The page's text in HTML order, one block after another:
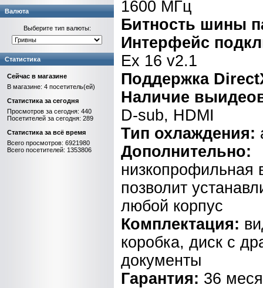
Валюта
Выберите тип валюты:
Статистика
Сейчас в магазине
В магазине: 4 посетитель(ей)
Статистика за сегодня
Просмотров за сегодня: 440
Посетителей за сегодня: 289
Статистика за всё время
Всего просмотров: 6921980
Всего посетителей: 1353806
1600 МГц
Битность шины
Интерфейс
Ex 16 v2.1
Поддержка
Наличие
D-sub, HDMI
Тип охлаждения:
Дополнительно:
низкопрофильная
позволит
любой корпус
Комплектация:
коробка, диск с
документы
Гарантия: 36